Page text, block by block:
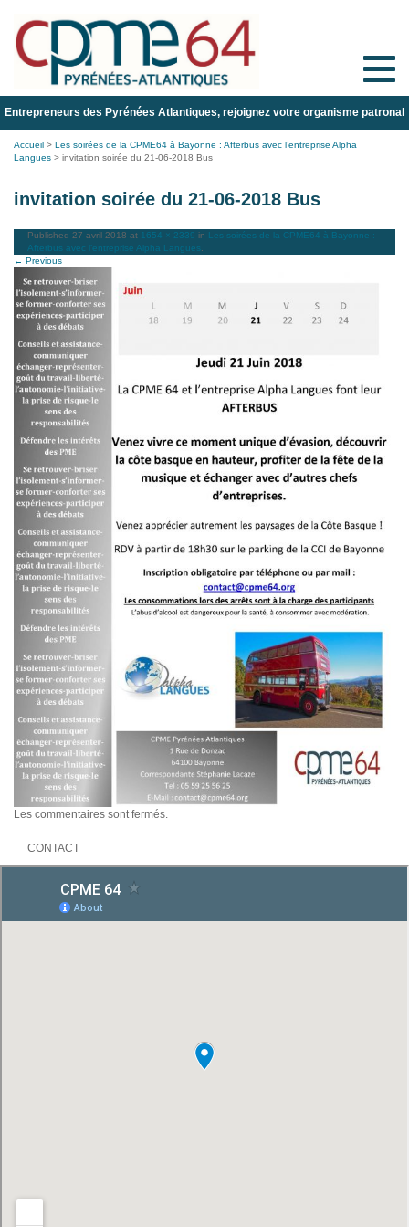
Toggle
Entrepreneurs des Pyrénées Atlantiques, rejoignez votre organisme patronal
Accueil > Les soirées de la CPME64 à Bayonne : Afterbus avec l’entreprise Alpha
Langues > invitation soirée du 21-06-2018 Bus
invitation soirée du 21-06-2018 Bus
Published 27 avril 2018 at 1654 × 2339 in Les soirées de la CPME64 à Bayonne :
Afterbus avec l’entreprise Alpha Langues
← Previous
Les commentaires sont fermés.
CONTACT